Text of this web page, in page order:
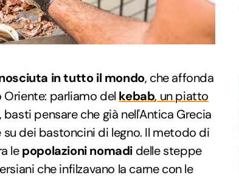
in tutto il mondo, che affonda
parliamo del kebab, un piatto
basti pensare che già nell'Antica Grecia
su dei bastoncini di legno. Il metodo di
lepopolazioni nomadi delle steppe
che infilzavano la carne con le